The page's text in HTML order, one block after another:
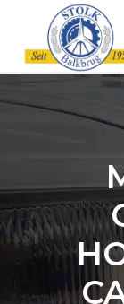
content